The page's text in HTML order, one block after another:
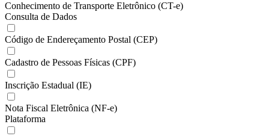
Conhecimento de Transporte Eletrônico (CT-e)
Consulta de Dados
Código de Endereçamento Postal (CEP)
Cadastro de Pessoas Físicas (CPF)
Inscrição Estadual (IE)
Nota Fiscal Eletrônica (NF-e)
Plataforma